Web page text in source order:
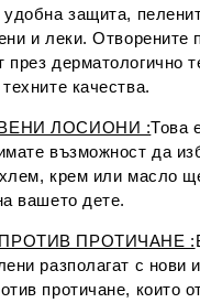
удобна защита,
и леки. Отворените
през дерматологично
техните качества.
ЛОСИОНИ :Това
възможност да
крем или масло
вашето дете.
ПРОТИЧАНЕ :
разполагат с нови
протичане, които